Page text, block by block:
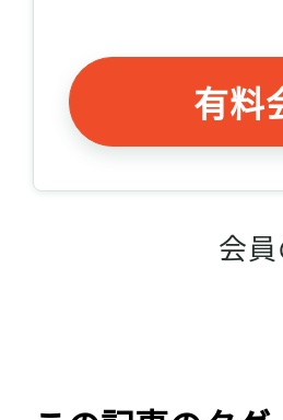
有料
会